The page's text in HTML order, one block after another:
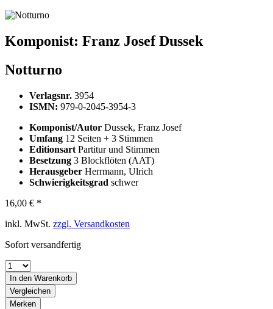
Komponist: Franz Josef Dussek
Notturno
Verlagsnr. 3954
ISMN: 979-0-2045-3954-3
Komponist/Autor Dussek, Franz Josef
Umfang 12 Seiten + 3 Stimmen
Editionsart Partitur und Stimmen
Besetzung 3 Blockflöten (AAT)
Herausgeber Herrmann, Ulrich
Schwierigkeitsgrad schwer
16,00 € *
inkl. MwSt. zzgl. Versandkosten
Sofort versandfertig
In den Warenkorb
Vergleichen
Merken